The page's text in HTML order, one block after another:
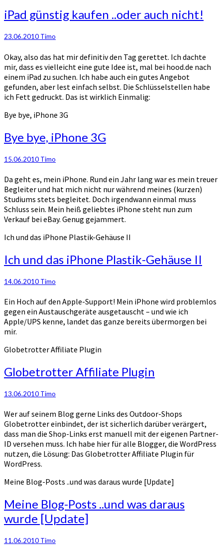
iPad günstig kaufen ..oder auch nicht!
23.06.2010 Timo
Okay, also das hat mir definitiv den Tag gerettet. Ich dachte
mir, dass es vielleicht eine gute Idee ist, mal bei hood.de nach
einem iPad zu suchen. Ich habe auch ein gutes Angebot
gefunden, aber lest einfach selbst. Die Schlüsselstellen habe
ich Fett gedruckt. Das ist wirklich Einmalig:
Bye bye, iPhone 3G
Bye bye, iPhone 3G
15.06.2010 Timo
Da geht es, mein iPhone. Rund ein Jahr lang war es mein treuer
Begleiter und hat mich nicht nur während meines (kurzen)
Studiums stets begleitet. Doch irgendwann einmal muss
Schluss sein. Mein heiß geliebtes iPhone steht nun zum
Verkauf bei eBay. Genug gejammert.
Ich und das iPhone Plastik-Gehäuse II
Ich und das iPhone Plastik-Gehäuse II
14.06.2010 Timo
Ein Hoch auf den Apple-Support! Mein iPhone wird problemlos
gegen ein Austauschgeräte ausgetauscht – und wie ich
Apple/UPS kenne, landet das ganze bereits übermorgen bei
mir.
Globetrotter Affiliate Plugin
Globetrotter Affiliate Plugin
13.06.2010 Timo
Wer auf seinem Blog gerne Links des Outdoor-Shops
Globetrotter einbindet, der ist sicherlich darüber verärgert,
dass man die Shop-Links erst manuell mit der eigenen Partner-
ID versehen muss. Ich habe hier für alle Blogger, die WordPress
nutzen, die Lösung: Das Globetrotter Affiliate Plugin für
WordPress.
Meine Blog-Posts ..und was daraus wurde [Update]
Meine Blog-Posts ..und was daraus
wurde [Update]
11.06.2010 Timo